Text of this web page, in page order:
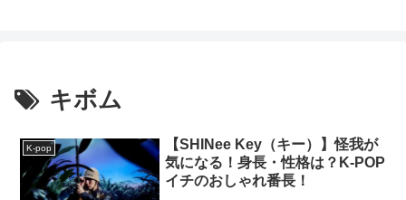
キボム
K-pop
【SHINee Key（キー）】怪我が
気になる！身長・性格は？K-POP
イチのおしゃれ番長！